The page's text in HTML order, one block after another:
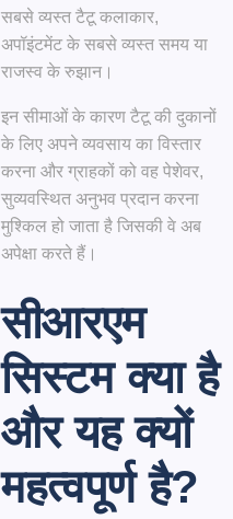
सबसे व्यस्त टैटू कलाकार,
अपॉइंटमेंट के सबसे व्यस्त समय या
राजस्व के रुझान।
इन सीमाओं के कारण टैटू की दुकानों
के लिए अपने व्यवसाय का विस्तार
करना और ग्राहकों को वह पेशेवर,
सुव्यवस्थित अनुभव प्रदान करना
मुश्किल हो जाता है जिसकी वे अब
अपेक्षा करते हैं।
सीआरएम
सिस्टम क्या है
और यह क्यों
महत्वपूर्ण है?